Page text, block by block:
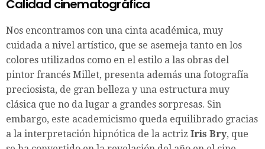
Calidad cinematográfica
Nos encontramos con una cinta académica, muy
cuidada a nivel artístico, que se asemeja tanto en los
colores utilizados como en el estilo a las obras del
pintor francés Millet, presenta además una fotografía
preciosista, de gran belleza y una estructura muy
clásica que no da lugar a grandes sorpresas. Sin
embargo, este academicismo queda equilibrado gracias
a la interpretación hipnótica de la actriz Iris Bry, que